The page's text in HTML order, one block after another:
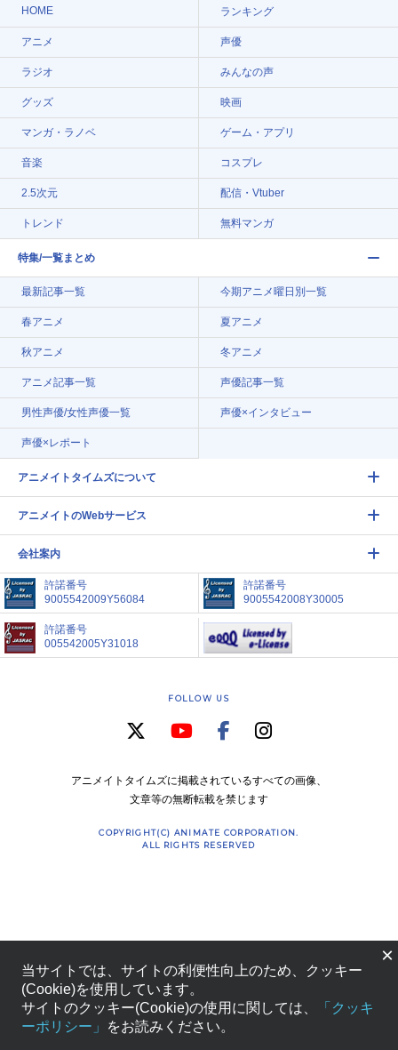
HOME ランキング
アニメ 声優
ラジオ みんなの声
グッズ 映画
マンガ・ラノベ ゲーム・アプリ
音楽 コスプレ
2.5次元 配信・Vtuber
トレンド 無料マンガ
特集/一覧まとめ
最新記事一覧 今期アニメ曜日別一覧
春アニメ 夏アニメ
秋アニメ 冬アニメ
アニメ記事一覧 声優記事一覧
男性声優/女性声優一覧 声優×インタビュー
声優×レポート
アニメイトタイムズについて
アニメイトのWebサービス
会社案内
許諾番号
9005542009Y56084
許諾番号
9005542008Y30005
許諾番号
005542005Y31018
FOLLOW US
アニメイトタイムズに掲載されているすべての画像、
文章等の無断転載を禁じます
COPYRIGHT(C) ANIMATE CORPORATION.
ALL RIGHTS RESERVED
×
当サイトでは、サイトの利便性向上のため、クッキー
(Cookie)を使用しています。
サイトのクッキー(Cookie)の使用に関しては、
「クッキ
ーポリシー」
をお読みください。